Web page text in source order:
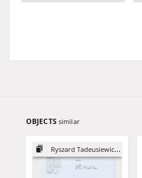
OBJECTS similar
Ryszard Tadeusiewicz - DHC